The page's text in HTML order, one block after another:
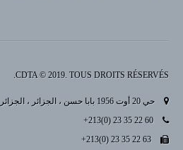
CDTA © 2019. TOUS DROITS RÉSERVÉS.
حي 20 أوت 1956 بابا حسن ، الجزائر ، الجزائر
+213(0) 23 35 22 60
+213(0) 23 35 22 63